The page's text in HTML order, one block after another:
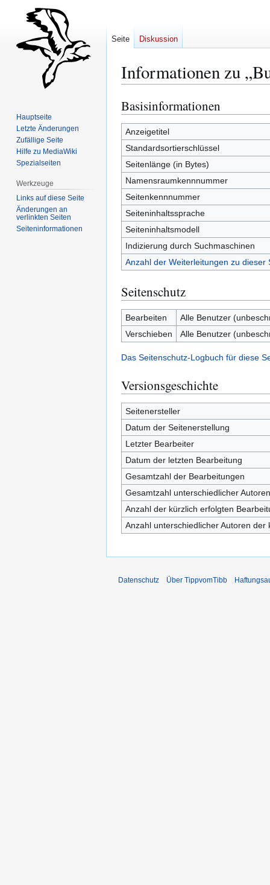
Informationen zu
Zur
Navigation
springen
Zur
Suche
springen
Basisinformationen
Anzeigetitel
Standardsortierschlüssel
Seitenlänge (in Bytes)
Namensraumkennnummer
Seitenkennnummer
Seiteninhaltssprache
Seiteninhaltsmodell
Indizierung durch Suchmaschinen
Anzahl der Weiterleitungen zu dieser
Seitenschutz
Bearbeiten
Alle Benutzer
Verschieben
Alle Benutzer
Das Seitenschutz-Logbuch für diese
Versionsgeschichte
Seitenersteller
Datum der Seitenerstellung
Letzter Bearbeiter
Datum der letzten Bearbeitung
Gesamtzahl der Bearbeitungen
Gesamtzahl unterschiedlicher Autoren
Anzahl der kürzlich erfolgten
Anzahl unterschiedlicher Autoren
Seite Diskussion
Hauptseite
Letzte Änderungen
Zufällige Seite
Hilfe zu MediaWiki
Spezialseiten
Werkzeuge
Links auf diese Seite
Änderungen an
verlinkten Seiten
Seiten­­informationen
Datenschutz Über TippvomTibb